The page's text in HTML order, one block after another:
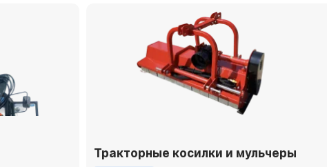
Тракторные косилки и мульчеры